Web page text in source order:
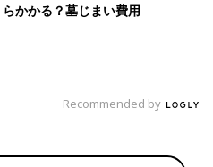
見つけたスニーカー。春に買った
用に購入したのだとか。普段使
ーなのでおでかけにも使えそう
すそうなところも気に入ってい
かかる？墓じまい費用
Recommended by